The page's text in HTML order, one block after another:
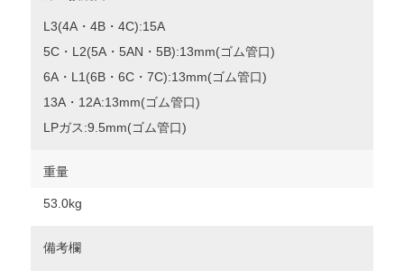
L3(4A・4B・4C):15A
5C・L2(5A・5AN・5B):13mm(ゴム管口)
6A・L1(6B・6C・7C):13mm(ゴム管口)
13A・12A:13mm(ゴム管口)
LPガス:9.5mm(ゴム管口)
重量
53.0kg
備考欄